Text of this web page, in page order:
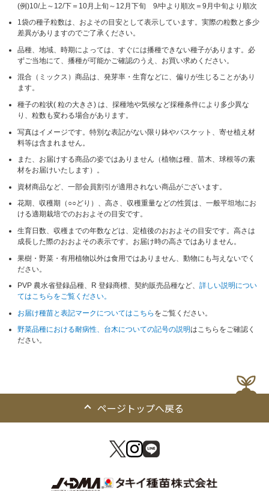
(例)10/上～12/下＝10月上旬～12月下旬 9/中より順次＝9月中旬より順次
1袋の種子粒数は、およその目安として表示しています。実際の粒数と多少
差異がありますのでご了承ください。
品種、地域、時期によっては、すぐには播種できない種子があります。必
ずご当地にて、播種が可能かご確認のうえ、お買い求めください。
混合（ミックス）商品は、発芽率・生育などに、偏りが生じることがあり
ます。
種子の粒状( 粒の大きさ) は、採種地や気候など採種条件により多少異な
り、粒数も変わる場合があります。
写真はイメージです。特別な表記がない限り鉢やバスケット、寄せ植え材
料等は含まれません。
また、お届けする商品の姿ではありません（植物は種、苗木、球根等の素
材をお届けいたします）。
資材商品など、一部会員割引が適用されない商品がございます。
花期、収穫期（○○どり）、高さ、収穫重量などの性質は、一般平坦地にお
ける適期栽培でのおおよその目安です。
生育日数、収穫までの年数などは、定植後のおおよその目安です。高さは
成長した際のおおよその表示です。お届け時の高さではありません。
果樹・野菜・有用植物以外は食用ではありません、動物にも与えないでく
ださい。
PVP 農水省登録品種、R 登録商標、契約販売品種など、詳しい説明につい
てはこちらをご覧ください。
お届け種苗と表記マークについてはこちら をご覧ください。
野菜品種における耐病性、台木についての記号の説明はこちらをご確認く
ださい。
ページトップへ戻る